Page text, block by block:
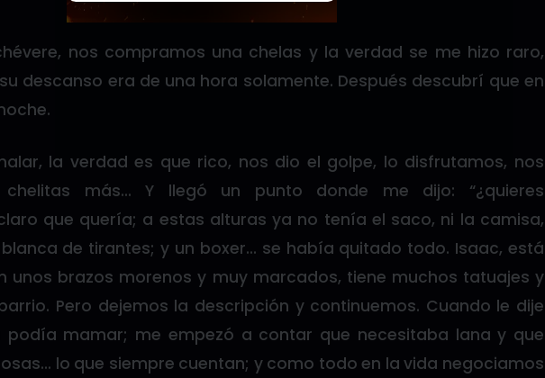
nos compramos una chelas y la verdad se me hizo raro,
descanso era de una hora solamente. Después descubrí que en
la verdad es que rico, nos dio el golpe, lo disfrutamos, nos
más… Y llegó un punto donde me dijo: “¿quieres
que quería; a estas alturas ya no tenía el saco, ni la camisa,
de tirantes; y un boxer… se había quitado todo. Isaac, está
unos brazos morenos y muy marcados, tiene muchos tatuajes y
Pero dejemos la descripción y continuemos. Cuando le dije
podía mamar; me empezó a contar que necesitaba lana y que
lo que siempre cuentan; y como todo en la vida negociamos